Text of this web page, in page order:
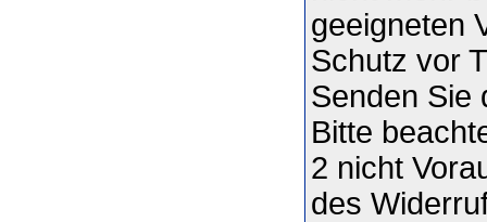
geeigneten
Schutz vor
Senden Sie
Bitte
2 nicht
des